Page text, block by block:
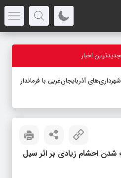
اخبار
آذربایجان‌غربی با فرماندار
احشام زیادی بر اثر سیل